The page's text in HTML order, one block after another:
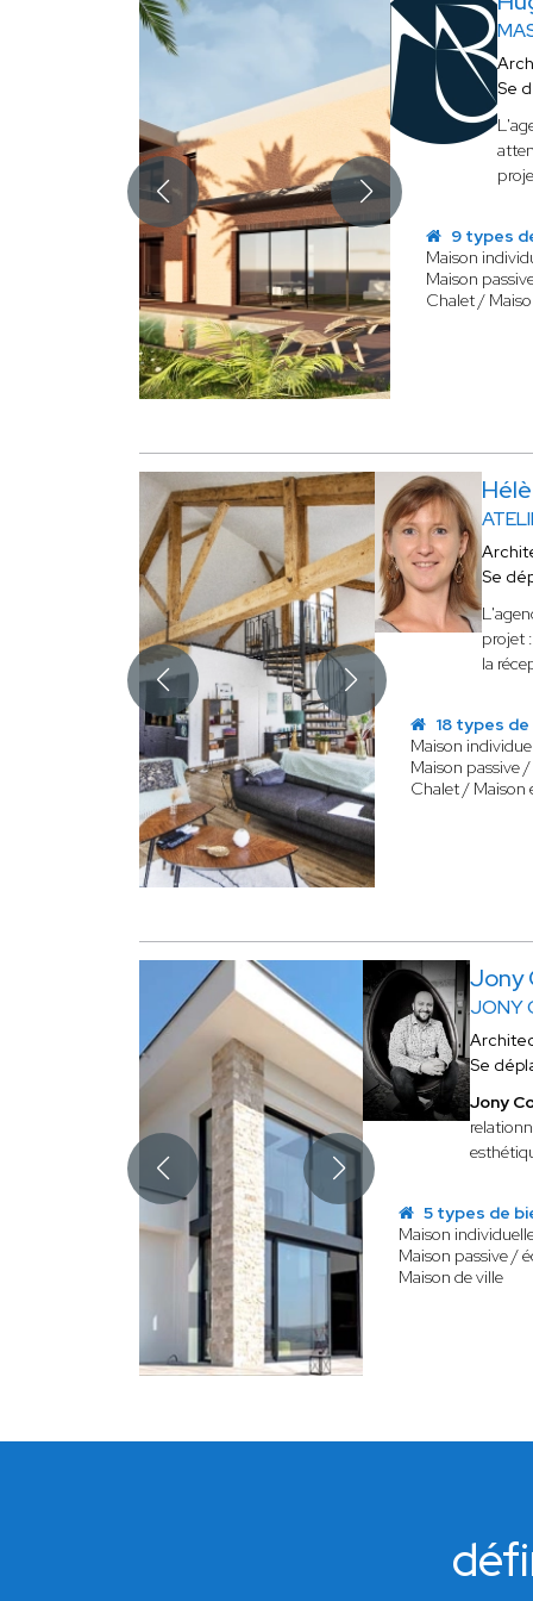
Se
9 types
Maison
Maison
Chalet /
Se
projet
la
18 types
Maison
Maison passive
Chalet / Maison
Jony
JONY
Se
Jony
5 types de
Maison
Maison passive /
Maison de ville